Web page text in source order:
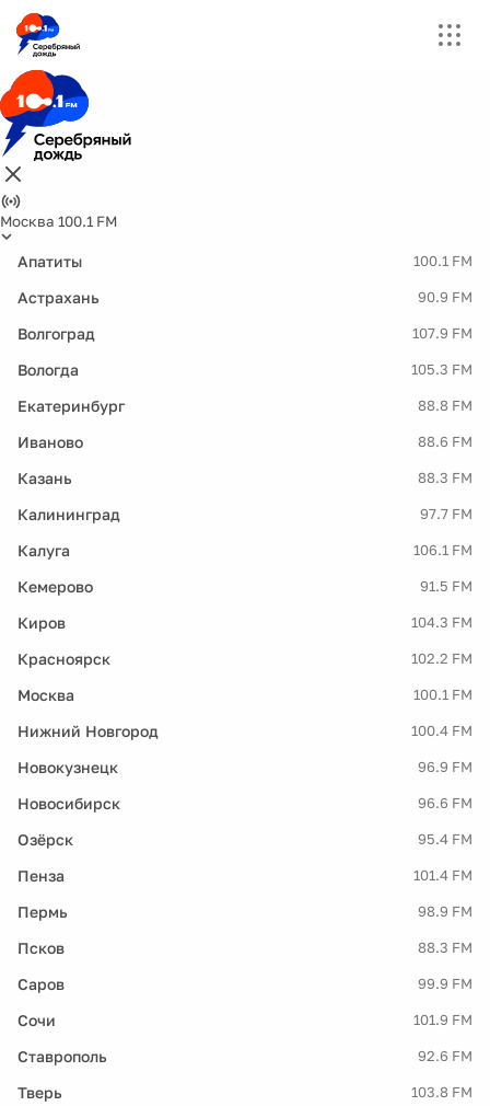
Москва 100.1 FM
Апатиты 100.1 FM
Астрахань 90.9 FM
Волгоград 107.9 FM
Вологда 105.3 FM
Екатеринбург 88.8 FM
Иваново 88.6 FM
Казань 88.3 FM
Калининград 97.7 FM
Калуга 106.1 FM
Кемерово 91.5 FM
Киров 104.3 FM
Красноярск 102.2 FM
Москва 100.1 FM
Нижний Новгород 100.4 FM
Новокузнецк 96.9 FM
Новосибирск 96.6 FM
Озёрск 95.4 FM
Пенза 101.4 FM
Пермь 98.9 FM
Псков 88.3 FM
Саров 99.9 FM
Сочи 101.9 FM
Ставрополь 92.6 FM
Тверь 103.8 FM